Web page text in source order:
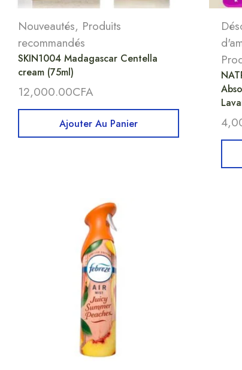
Nouveautés, Produits
recommandés
SKIN1004 Madagascar Centella
cream (75ml)
12,000.00CFA
Ajouter Au Panier